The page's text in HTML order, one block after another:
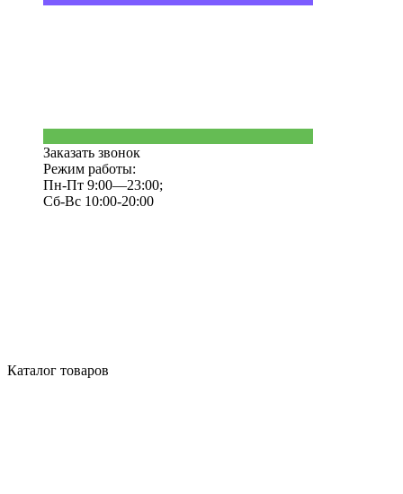
Заказать звонок
Режим работы:
Пн-Пт 9:00—23:00;
Сб-Вс 10:00-20:00
Каталог товаров